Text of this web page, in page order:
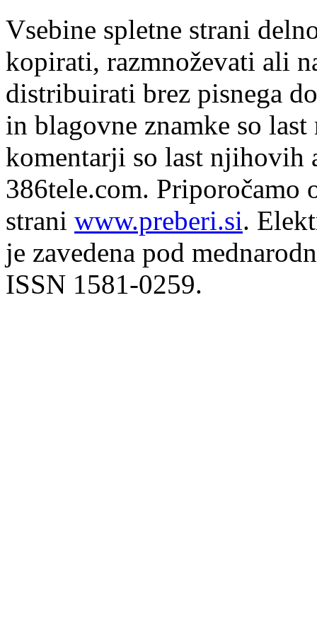
Vsebine spletne strani
kopirati, razmnoževati ali
distribuirati brez pisnega
in blagovne znamke so
komentarji so last njihovih
386tele.com. Priporočamo
strani www.preberi.si.
je zavedena pod
ISSN 1581-0259.